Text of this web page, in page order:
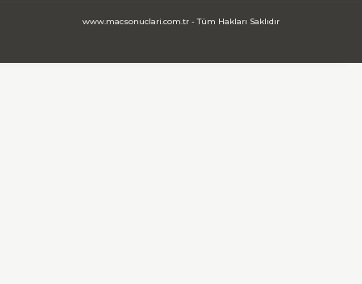
www.macsonuclari.com.tr - Tüm Hakları Saklıdır